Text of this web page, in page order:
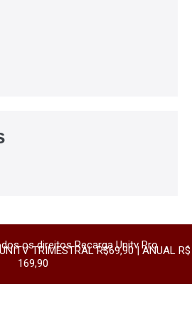
os direitos Recarga Unitv Pro
TRIMESTRAL R$69,90 | ANUAL R$
169,90